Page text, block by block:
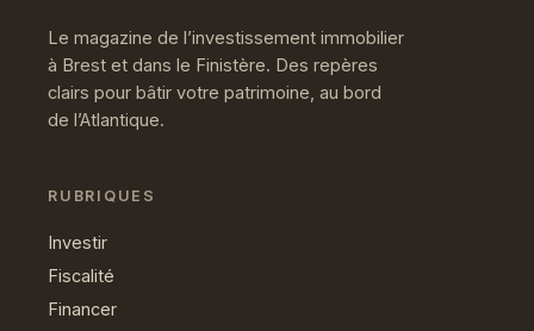
Le magazine de l’investissement immobilier
à Brest et dans le Finistère. Des repères
clairs pour bâtir votre patrimoine, au bord
de l’Atlantique.
RUBRIQUES
Investir
Fiscalité
Financer